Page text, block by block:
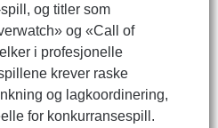
og titler som
og «Call of
i profesjonelle
krever raske
og lagkoordinering,
for konkurransespill.